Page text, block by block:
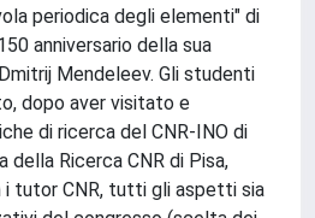
periodica degli elementi" di
anniversario della sua
Mendeleev. Gli studenti
dopo aver visitato e
di ricerca del CNR-INO di
della Ricerca CNR di Pisa,
i tutor CNR, tutti gli aspetti sia